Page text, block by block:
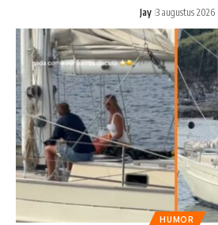
Jay 3 augustus 2026
HUMOR